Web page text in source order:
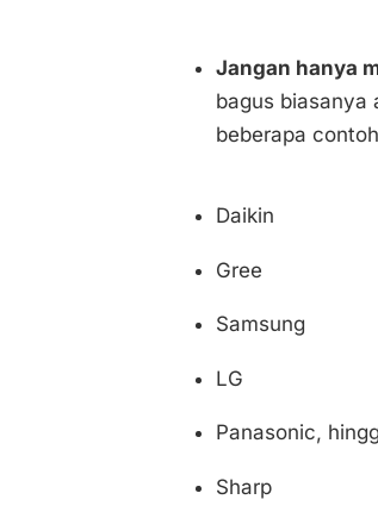
Jangan hanya
bagus biasanya
beberapa
Daikin
Gree
Samsung
LG
Panasonic,
Sharp